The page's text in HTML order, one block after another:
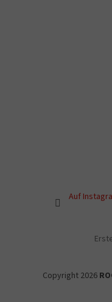
Auf
Copyright 2026